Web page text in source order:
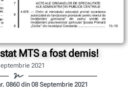
MTS a fost demis!
2021
0860 din 08 Septembrie 2021